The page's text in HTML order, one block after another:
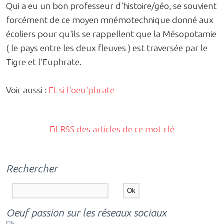
Qui a eu un bon professeur d'histoire/géo, se souvient
forcément de ce moyen mnémotechnique donné aux
écoliers pour qu'ils se rappellent que la Mésopotamie
( le pays entre les deux fleuves ) est traversée par le
Tigre et l'Euphrate.
Voir aussi : Et si l'oeu'phrate
Fil RSS des articles de ce mot clé
Rechercher
Oeuf passion sur les réseaux sociaux